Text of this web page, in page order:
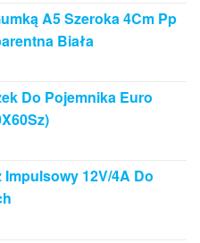
A5 Szeroka 4Cm Pp
Biała
Do Pojemnika Euro
12V/4A Do